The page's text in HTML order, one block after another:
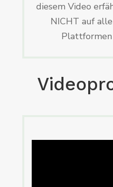
diesem Video
NICHT auf
Plattformen